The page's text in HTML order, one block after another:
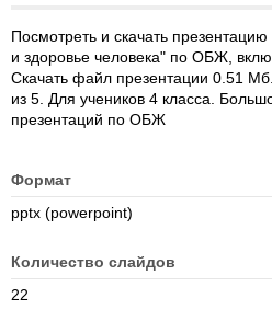
Посмотреть и скачать
и здоровье человека" по ОБЖ,
Скачать файл презентации 0.51
из 5. Для учеников 4 класса.
презентаций по ОБЖ
Формат
pptx (powerpoint)
Количество слайдов
22